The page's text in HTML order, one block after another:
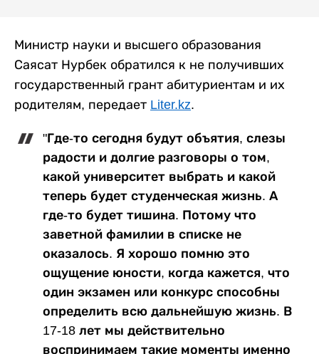
Министр науки и высшего образования
Саясат Нурбек обратился к не получивших
государственный грант абитуриентам и их
родителям, передает Liter.kz.
"Где-то сегодня будут объятия, слезы
радости и долгие разговоры о том,
какой университет выбрать и какой
теперь будет студенческая жизнь. А
где-то будет тишина. Потому что
заветной фамилии в списке не
оказалось. Я хорошо помню это
ощущение юности, когда кажется, что
один экзамен или конкурс способны
определить всю дальнейшую жизнь. В
17-18 лет мы действительно
воспринимаем такие моменты именно